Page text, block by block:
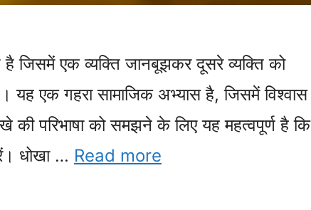
है जिसमें एक व्यक्ति जानबूझकर दूसरे व्यक्ति को
यह एक गहरा सामाजिक अभ्यास है, जिसमें विश्वास
की परिभाषा को समझने के लिए यह महत्वपूर्ण है कि
धोखा … Read more